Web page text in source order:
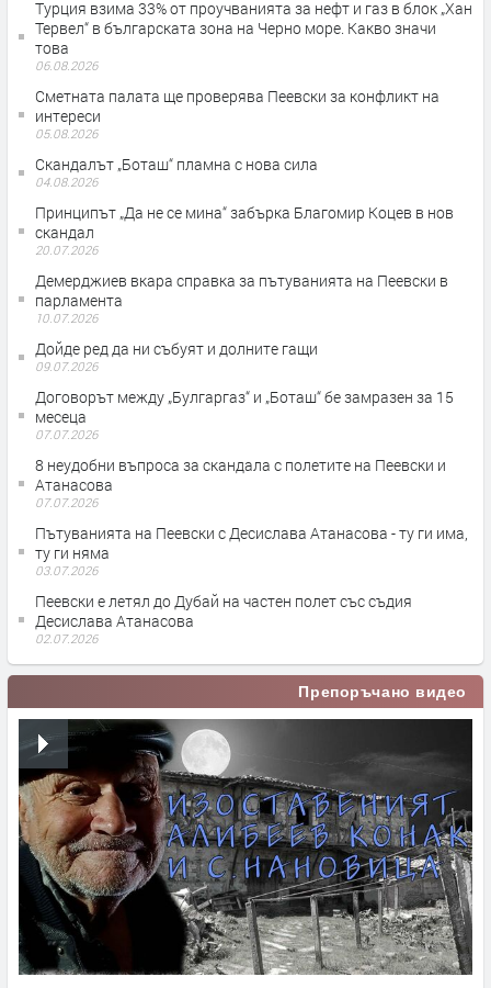
Турция взима 33% от проучванията за нефт и газ в блок „Хан
Тервел“ в българската зона на Черно море. Какво значи
това
06.08.2026
Сметната палата ще провeрява Пеевски за конфликт на
интереси
05.08.2026
Скандалът „Боташ“ пламна с нова сила
04.08.2026
Принципът „Да не се мина“ забърка Благомир Коцев в нов
скандал
20.07.2026
Демерджиев вкара справка за пътуванията на Пеевски в
парламента
10.07.2026
Дойде ред да ни събуят и долните гащи
09.07.2026
Договорът между „Булгаргаз“ и „Боташ“ бе замразен за 15
месеца
07.07.2026
8 неудобни въпроса за скандала с полетите на Пеевски и
Атанасова
07.07.2026
Пътуванията на Пеевски с Десислава Атанасова - ту ги има,
ту ги няма
03.07.2026
Пеевски е летял до Дубай на частен полет със съдия
Десислава Атанасова
02.07.2026
Препоръчано видео